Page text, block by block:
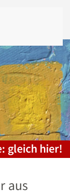
gleich hier!
aus